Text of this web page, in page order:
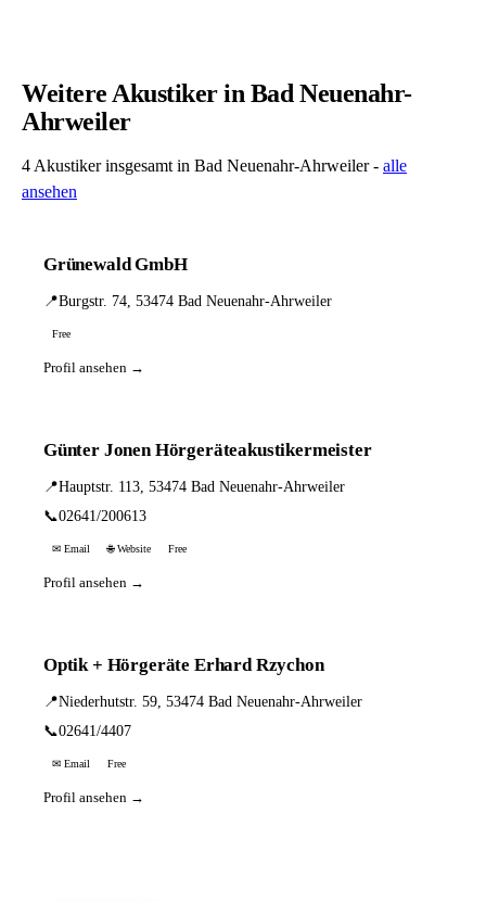
Weitere Akustiker in Bad Neuenahr-
Ahrweiler
4 Akustiker insgesamt in Bad Neuenahr-Ahrweiler - alle
ansehen
Grünewald GmbH
📍Burgstr. 74, 53474 Bad Neuenahr-Ahrweiler
Free
Profil ansehen →
Günter Jonen Hörgeräteakustikermeister
📍Hauptstr. 113, 53474 Bad Neuenahr-Ahrweiler
📞02641/200613
✉ Email 🌐 Website Free
Profil ansehen →
Optik + Hörgeräte Erhard Rzychon
📍Niederhutstr. 59, 53474 Bad Neuenahr-Ahrweiler
📞02641/4407
✉ Email Free
Profil ansehen →